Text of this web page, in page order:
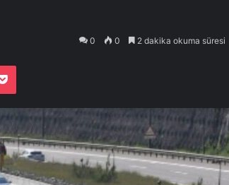
0 0 2 dakika okuma süresi
Pocket